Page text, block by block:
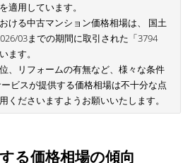
適用しています。
ける中古マンション価格相場は、 国土
03までの期間に取引された「3794
ます。
、リフォームの有無など、様々な条件
ビスが提供する価格相場は不十分な点
くださいますようお願いいたします。
る価格相場の傾向